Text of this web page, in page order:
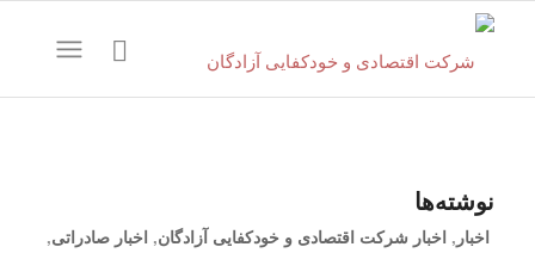
نوشته‌ها
اخبار , اخبار شرکت اقتصادی و خودکفایی آزادگان, اخبار صادراتی,